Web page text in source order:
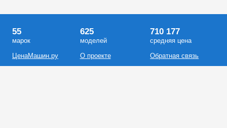
55
марок
ЦенаМашин.ру
625
моделей
О проекте
710 177
средняя цена
Обратная связь